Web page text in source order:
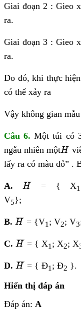
Giai đoạn 2 : Gieo
ra.
Giai đoạn 3 : Gieo
ra.
Do đó, khi thực
có thể xảy ra
Vậy không gian
Câu 6. Một túi có
ngẫu nhiên một¯
¯¯¯
H
H¯
lấy ra có màu đỏ” .
A. ¯
¯¯¯
H
H¯ = { X1
V5};
B. ¯
¯¯¯
H
H¯ = {V1 ; V2; V3
C. ¯
¯¯¯
H
H¯ = { X1 ; X2; X
D. ¯
¯¯¯
H
H¯ = { Đ1 ; Đ2 }.
Hiển thị đáp án
Đáp án: A